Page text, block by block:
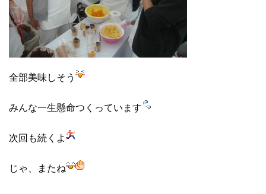
全部美味しそう
みんな一生懸命つくっています
次回も続くよ
じゃ、またね